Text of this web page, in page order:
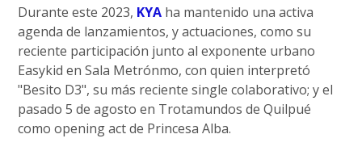
Durante este 2023, KYA ha mantenido una activa
agenda de lanzamientos, y actuaciones, como su
reciente participación junto al exponente urbano
Easykid en Sala Metrónmo, con quien interpretó
"Besito D3", su más reciente single colaborativo; y el
pasado 5 de agosto en Trotamundos de Quilpué
como opening act de Princesa Alba.